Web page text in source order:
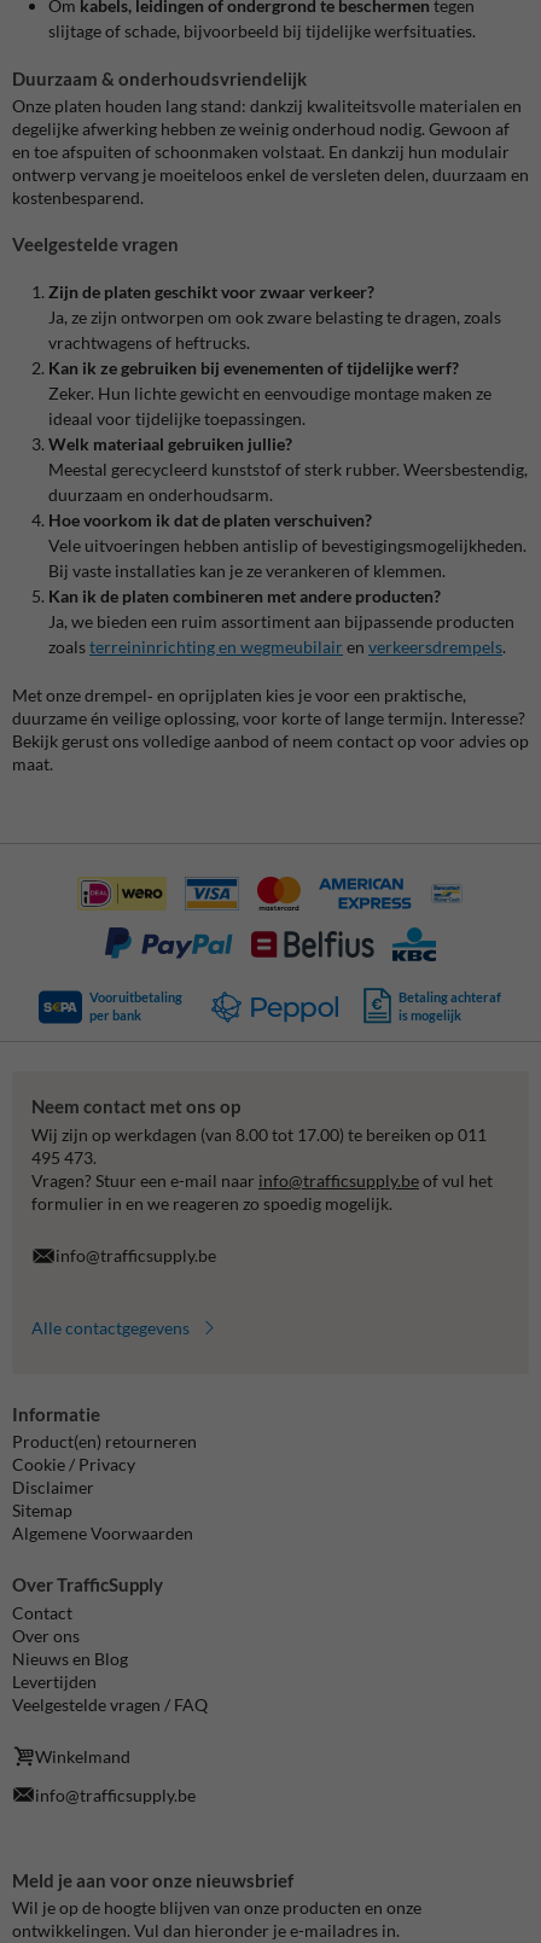
Om kabels, leidingen of ondergrond te beschermen tegen
slijtage of schade, bijvoorbeeld bij tijdelijke werfsituaties.
Duurzaam & onderhoudsvriendelijk
Onze platen houden lang stand: dankzij kwaliteitsvolle materialen en
degelijke afwerking hebben ze weinig onderhoud nodig. Gewoon af
en toe afspuiten of schoonmaken volstaat. En dankzij hun modulair
ontwerp vervang je moeiteloos enkel de versleten delen, duurzaam en
kostenbesparend.
Veelgestelde vragen
Zijn de platen geschikt voor zwaar verkeer?
Ja, ze zijn ontworpen om ook zware belasting te dragen, zoals
vrachtwagens of heftrucks.
Kan ik ze gebruiken bij evenementen of tijdelijke werf?
Zeker. Hun lichte gewicht en eenvoudige montage maken ze
ideaal voor tijdelijke toepassingen.
Welk materiaal gebruiken jullie?
Meestal gerecycleerd kunststof of sterk rubber. Weersbestendig,
duurzaam en onderhoudsarm.
Hoe voorkom ik dat de platen verschuiven?
Vele uitvoeringen hebben antislip of bevestigingsmogelijkheden.
Bij vaste installaties kan je ze verankeren of klemmen.
Kan ik de platen combineren met andere producten?
Ja, we bieden een ruim assortiment aan bijpassende producten
zoalsterreininrichting en wegmeubilair en verkeersdrempels.
Met onze drempel‑ en oprijplaten kies je voor een praktische,
duurzame én veilige oplossing, voor korte of lange termijn. Interesse?
Bekijk gerust ons volledige aanbod of neem contact op voor advies op
maat.
Vooruitbetaling
per bank
Betaling achteraf
is mogelijk
Neem contact met ons op
Wij zijn op werkdagen (van 8.00 tot 17.00) te bereiken op 011
495 473.
Vragen? Stuur een e-mail naar info@trafficsupply.beof vul het
formulier in en we reageren zo spoedig mogelijk.
info@trafficsupply.be
Alle contactgegevens
Informatie
Product(en) retourneren
Cookie / Privacy
Disclaimer
Sitemap
Algemene Voorwaarden
Over TrafficSupply
Contact
Over ons
Nieuws en Blog
Levertijden
Veelgestelde vragen / FAQ
Winkelmand
info@trafficsupply.be
Meld je aan voor onze nieuwsbrief
Wil je op de hoogte blijven van onze producten en onze
ontwikkelingen. Vul dan hieronder je e-mailadres in.